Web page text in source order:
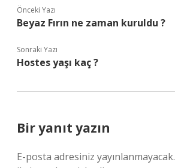
Önceki Yazı
Beyaz Fırın ne zaman kuruldu ?
Sonraki Yazı
Hostes yaşı kaç ?
Bir yanıt yazın
E-posta adresiniz yayınlanmayacak.